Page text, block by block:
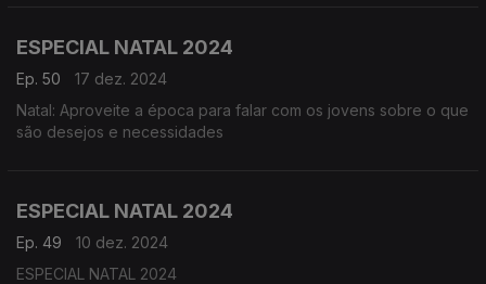
ESPECIAL NATAL 2024
Ep. 50
17 dez. 2024
Natal: Aproveite a época para falar com os jovens sobre o que
são desejos e necessidades
ESPECIAL NATAL 2024
Ep. 49
10 dez. 2024
ESPECIAL NATAL 2024